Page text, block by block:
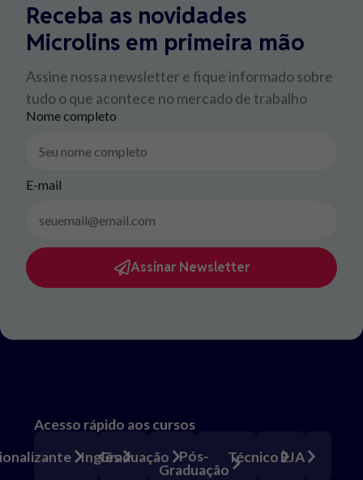
Receba as novidades
Microlins em primeira mão
Assine nossa newsletter e fique informado sobre
tudo o que acontece no mercado de trabalho
Nome completo
E-mail
Assinar Newsletter
Acesso rápido aos cursos
Inglês
Graduação
Pós-
Graduação
TécnicoEJA